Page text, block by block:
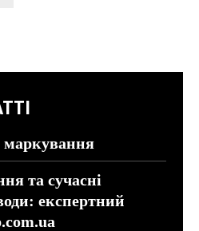
та сучасні
експертний